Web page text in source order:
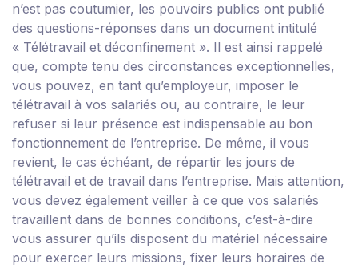
n’est pas coutumier, les pouvoirs publics ont publié
des questions-réponses dans un document intitulé
« Télétravail et déconfinement ». Il est ainsi rappelé
que, compte tenu des circonstances exceptionnelles,
vous pouvez, en tant qu’employeur, imposer le
télétravail à vos salariés ou, au contraire, le leur
refuser si leur présence est indispensable au bon
fonctionnement de l’entreprise. De même, il vous
revient, le cas échéant, de répartir les jours de
télétravail et de travail dans l’entreprise. Mais attention,
vous devez également veiller à ce que vos salariés
travaillent dans de bonnes conditions, c’est-à-dire
vous assurer qu’ils disposent du matériel nécessaire
pour exercer leurs missions, fixer leurs horaires de